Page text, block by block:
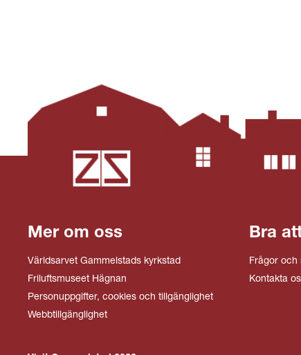
Mer om oss
Världsarvet Gammelstads kyrkstad
Friluftsmuseet Hägnan
Personuppgifter, cookies och tillgänglighet
Webbtillgänglighet
Bra
Frågor och
Kontakta